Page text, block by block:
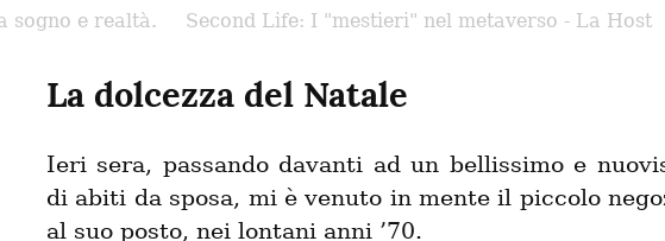
sogno e realtà. Second Life: I "mestieri" nel metaverso - La Host
La dolcezza del Natale
Ieri sera, passando davanti ad un bellissimo e
di abiti da sposa, mi è venuto in mente il piccolo
al suo posto, nei lontani anni ’70.